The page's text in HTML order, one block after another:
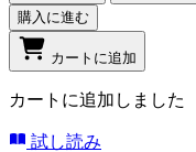
購入に進む
カートに追加
カートに追加しました
試し読み